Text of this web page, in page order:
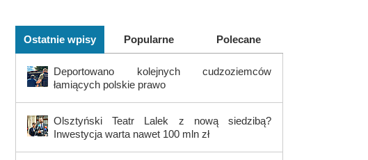
Ostatnie wpisy Popularne Polecane
Deportowano kolejnych cudzoziemców
łamiących polskie prawo
Olsztyński Teatr Lalek z nową siedzibą?
Inwestycja warta nawet 100 mln zł